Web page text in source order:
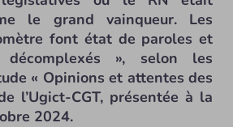
le grand vainqueur. Les
font état de paroles et
décomplexés », selon les
« Opinions et attentes des
l’Ugict-CGT, présentée à la
2024.